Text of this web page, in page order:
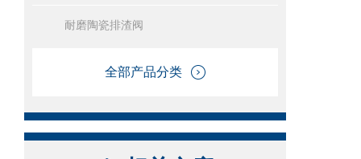
耐磨陶瓷排渣阀
全部产品分类